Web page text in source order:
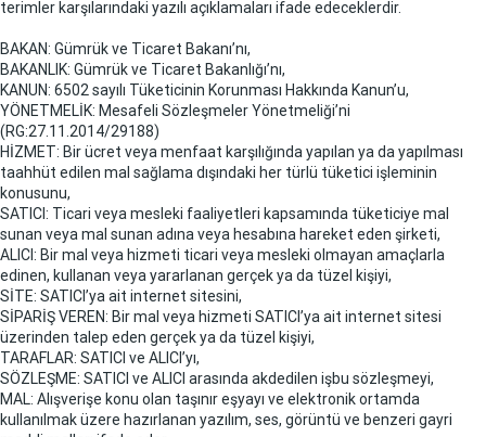
terimler karşılarındaki yazılı açıklamaları ifade edeceklerdir.
BAKAN: Gümrük ve Ticaret Bakanı’nı,
BAKANLIK: Gümrük ve Ticaret Bakanlığı’nı,
KANUN: 6502 sayılı Tüketicinin Korunması Hakkında Kanun’u,
YÖNETMELİK: Mesafeli Sözleşmeler Yönetmeliği’ni
(RG:27.11.2014/29188)
HİZMET: Bir ücret veya menfaat karşılığında yapılan ya da yapılması
taahhüt edilen mal sağlama dışındaki her türlü tüketici işleminin
konusunu,
SATICI: Ticari veya mesleki faaliyetleri kapsamında tüketiciye mal
sunan veya mal sunan adına veya hesabına hareket eden şirketi,
ALICI: Bir mal veya hizmeti ticari veya mesleki olmayan amaçlarla
edinen, kullanan veya yararlanan gerçek ya da tüzel kişiyi,
SİTE: SATICI’ya ait internet sitesini,
SİPARİŞ VEREN: Bir mal veya hizmeti SATICI’ya ait internet sitesi
üzerinden talep eden gerçek ya da tüzel kişiyi,
TARAFLAR: SATICI ve ALICI’yı,
SÖZLEŞME: SATICI ve ALICI arasında akdedilen işbu sözleşmeyi,
MAL: Alışverişe konu olan taşınır eşyayı ve elektronik ortamda
kullanılmak üzere hazırlanan yazılım, ses, görüntü ve benzeri gayri